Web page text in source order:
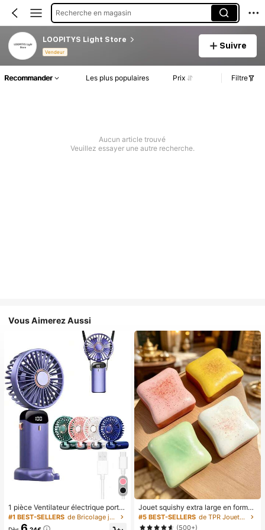
Recherche en magasin
LOOPITYS Light Store
Vendeur
Suivre
Recommander Les plus populaires Prix Filtre
Aucun article trouvé
Veuillez essayer une autre recherche.
Vous Aimerez Aussi
1 pièce Ventilateur électrique porta
ble mini, ventilateur portable rechar
geable USB, ventilateur de cou, ve
#1 BEST-SELLERS de Bricolage joyeux dans la cuisine Ustensiles et
Jouet squishy extra large en forme
de toast, jouet anti-stress super do
ux en beurre de toast, disponible en
#5 BEST-SELLERS
de TPR Jouets amusants et fantaisie pour adolescen
(500+)